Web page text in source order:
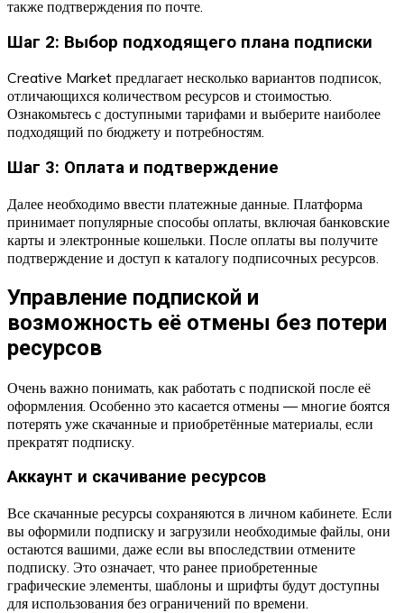
также подтверждения по почте.
Шаг 2: Выбор подходящего плана подписки
Creative Market предлагает несколько вариантов подписок,
отличающихся количеством ресурсов и стоимостью.
Ознакомьтесь с доступными тарифами и выберите наиболее
подходящий по бюджету и потребностям.
Шаг 3: Оплата и подтверждение
Далее необходимо ввести платежные данные. Платформа
принимает популярные способы оплаты, включая банковские
карты и электронные кошельки. После оплаты вы получите
подтверждение и доступ к каталогу подписочных ресурсов.
Управление подпиской и
возможность её отмены без потери
ресурсов
Очень важно понимать, как работать с подпиской после её
оформления. Особенно это касается отмены — многие боятся
потерять уже скачанные и приобретённые материалы, если
прекратят подписку.
Аккаунт и скачивание ресурсов
Все скачанные ресурсы сохраняются в личном кабинете. Если
вы оформили подписку и загрузили необходимые файлы, они
остаются вашими, даже если вы впоследствии отмените
подписку. Это означает, что ранее приобретенные
графические элементы, шаблоны и шрифты будут доступны
для использования без ограничений по времени.